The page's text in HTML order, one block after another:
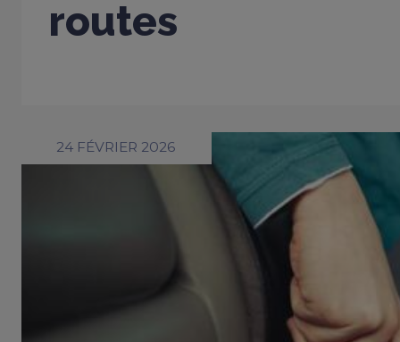
routes
24 FÉVRIER 2026